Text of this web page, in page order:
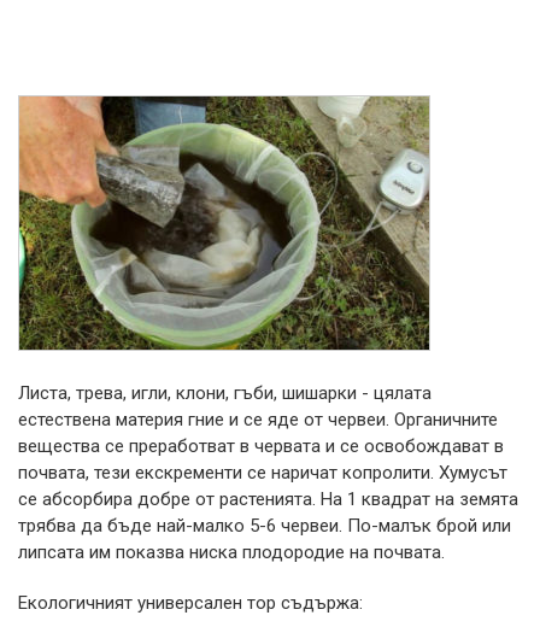
Листа, трева, игли, клони, гъби, шишарки - цялата
естествена материя гние и се яде от червеи. Органичните
вещества се преработват в червата и се освобождават в
почвата, тези екскременти се наричат ​​копролити. Хумусът
се абсорбира добре от растенията. На 1 квадрат на земята
трябва да бъде най-малко 5-6 червеи. По-малък брой или
липсата им показва ниска плодородие на почвата.
Екологичният универсален тор съдържа: